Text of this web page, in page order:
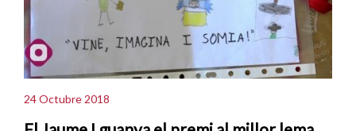
24 Octubre 2018